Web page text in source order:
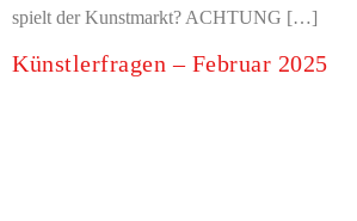
spielt der Kunstmarkt? ACHTUNG […]
Künstlerfragen – Februar 2025